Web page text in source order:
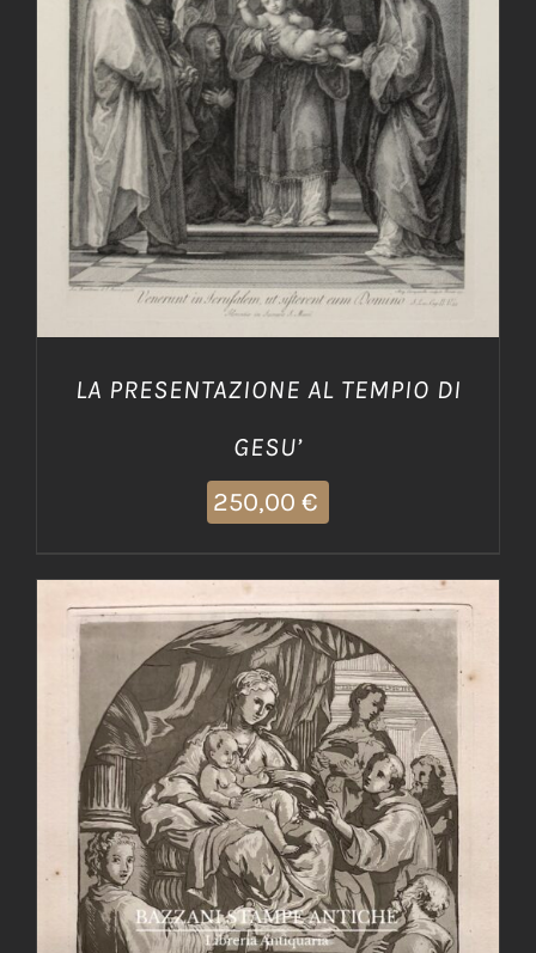
AGGIUNGI AL CARRELLO / DETTAGLI
LA PRESENTAZIONE AL TEMPIO DI
GESU’
250,00 €